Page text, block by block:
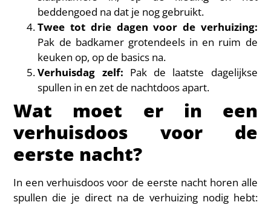
beddengoed na dat je nog gebruikt.
Twee tot drie dagen voor de verhuizing:
Pak de badkamer grotendeels in en ruim de
keuken op, op de basics na.
Verhuisdag zelf: Pak de laatste dagelijkse
spullen in en zet de nachtdoos apart.
Wat moet er in een
verhuisdoos voor de
eerste nacht?
In een verhuisdoos voor de eerste nacht horen alle
spullen die je direct na de verhuizing nodig hebt: